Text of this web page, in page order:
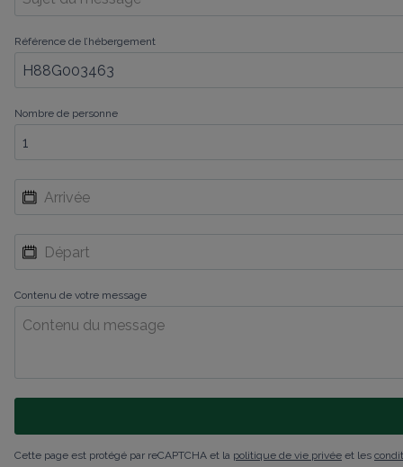
Référence de l’hébergement
Nombre de personne
Contenu de votre message
Cette page est protégé par reCAPTCHA et la politique de vie privée et les